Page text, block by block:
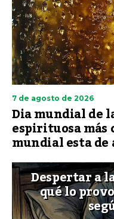
7 de agosto de 2026
Dia mundial de
espirituosa
mundial esta
Despertar a
qué lo